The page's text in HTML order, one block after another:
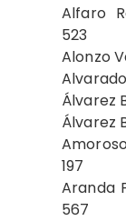
Alfaro
523
Alonzo
Álvarez
Álvarez
197
Aranda
567